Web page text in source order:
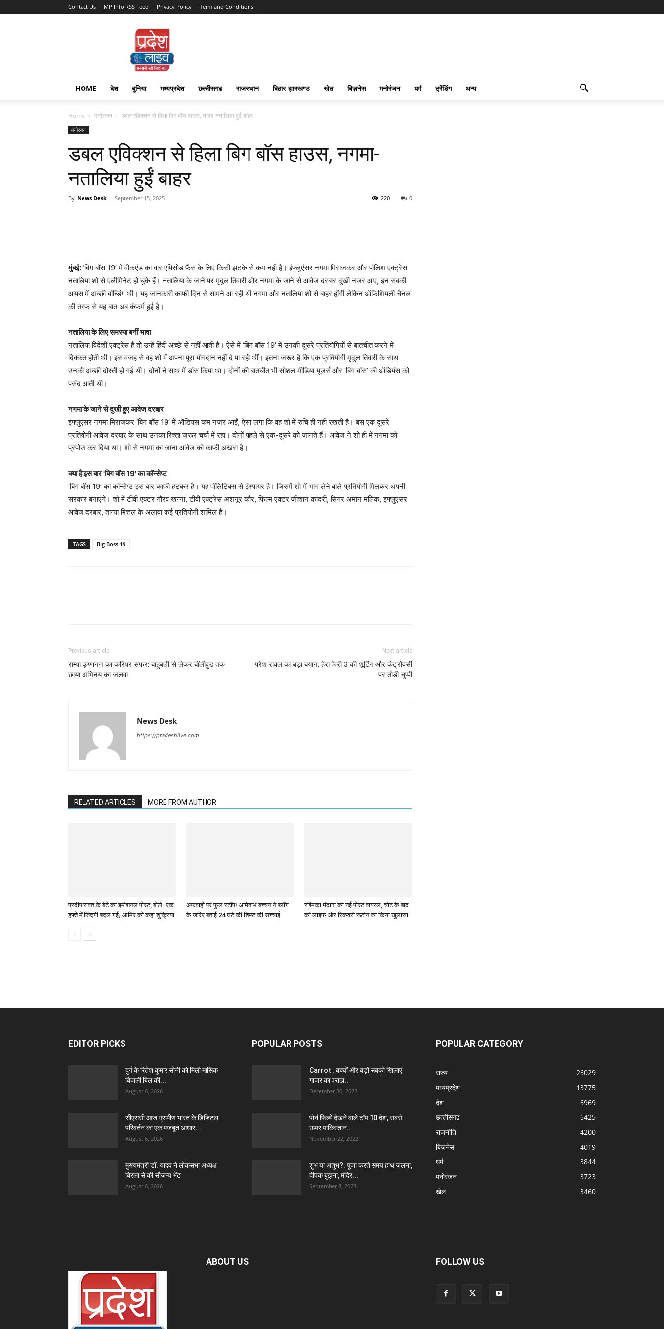
Contact Us MP Info RSS Feed Privacy Policy Term and Conditions
Pradesh
Live
HOME देश दुनिया मध्यप्रदेश छत्‍तीसगढ राजस्‍थान बिहार-झारखण्‍ड खेल बिज़नेस मनोरंजन धर्म ट्रेंडिंग अन्य
Home मनोरंजन डबल एविक्शन से हिला बिग बॉस हाउस, नगमा-नतालिया हुईं बाहर
मनोरंजन
डबल एविक्शन से हिला बिग बॉस हाउस, नगमा-
नतालिया हुईं बाहर
By News Desk - September 15, 2025 0
220
मुंबई: ‘बिग बॉस 19’ में वीकएंड का वार एपिसोड फैंस के लिए किसी झटके से कम नहीं है। इंफ्लुएंसर नगमा मिराजकर और पोलिश एक्ट्रेस
नतालिया शो से एलीमिनेट हो चुके हैं। नतालिया के जाने पर मृदुल तिवारी और नगमा के जाने से आवेज दरबार दुखी नजर आए, इन सबकी
आपस में अच्छी बॉन्डिंग थी। यह जानकारी काफी दिन से सामने आ रही थी नगमा और नतालिया शो से बाहर होंगी लेकिन ऑफिशियली चैनल
की तरफ से यह बात अब कंफर्म हुई है।
नतालिया के लिए समस्या बनीं भाषा
नतालिया विदेशी एक्ट्रेस हैं तो उन्हें हिंदी अच्छे से नहीं आती है। ऐसे में ‘बिग बॉस 19’ में उनकी दूसरे प्रतियोगियों से बातचीत करने में
दिक्कत होती थी। इस वजह से वह शो में अपना पूरा योगदान नहीं दे पा रही थीं। इतना जरूर है कि एक प्रतियोगी मृदुल तिवारी के साथ
उनकी अच्छी दोस्ती हो गई थी। दोनों ने साथ में डांस किया था। दोनों की बातचीत भी सोशल मीडिया यूजर्स और ‘बिग बॉस’ की ऑडियंस को
पसंद आती थी।
नगमा के जाने से दुखी हुए आवेज दरबार
इंफ्लुएंसर नगमा मिराजकर ‘बिग बाॅस 19’ में ऑडियंस कम नजर आईं, ऐसा लगा कि वह शो में रुचि ही नहीं रखती है। बस एक दूसरे
प्रतियोगी आवेज दरबार के साथ उनका रिश्ता जरूर चर्चा में रहा। दोनों पहले से एक-दूसरे को जानते हैं। आवेज ने शो ही में नगमा को
प्रपोज कर दिया था। शो से नगमा का जाना आवेज को काफी अखरा है।
क्या है इस बार 'बिग बॉस 19' का कॉन्सेप्ट
‘बिग बॉस 19’ का कॉन्सेप्ट इस बार काफी हटकर है। यह पॉलिटिक्स से इंस्पायर है। जिसमें शो में भाग लेने वाले प्रतियोगी मिलकर अपनी
सरकार बनाएंगे। शो में टीवी एक्टर गौरव खन्ना, टीवी एक्ट्रेस अशनूर कौर, फिल्म एक्टर जीशान कादरी, सिंगर अमान मलिक, इंफ्लुएंसर
आवेज दरबार, तान्या मित्तल के अलावा कई प्रतियोगी शामिल हैं।
TAGS Big Boss 19
Previous article
राम्या कृष्णनन का करियर सफर: बाहुबली से लेकर बॉलीवुड तक
छाया अभिनय का जलवा
Next article
परेश रावल का बड़ा बयान, हेरा फेरी 3 की शूटिंग और कंट्रोवर्सी
पर तोड़ी चुप्पी
News Desk
https://pradeshlive.com
RELATED ARTICLES MORE FROM AUTHOR
प्रदीप रावत के बेटे का इमोशनल पोस्ट, बोले- एक
हफ्ते में जिंदगी बदल गई; आमिर को कहा शुक्रिया
अफवाहों पर फुल स्टॉप! अमिताभ बच्चन ने ब्लॉग
के जरिए बताई 24 घंटे की शिफ्ट की सच्चाई
रश्मिका मंदाना की नई पोस्ट वायरल, चोट के बाद
की लाइफ और रिकवरी रूटीन का किया खुलासा
EDITOR PICKS
दुर्ग के रितेश कुमार सोनी को मिली मासिक
बिजली बिल की...
August 6, 2026
सीएससी आज ग्रामीण भारत के डिजिटल
परिवर्तन का एक मजबूत आधार...
August 6, 2026
मुख्यमंत्री डॉ. यादव ने लोकसभा अध्यक्ष
बिरला से की सौजन्य भेंट
August 6, 2026
POPULAR POSTS
Carrot : बच्चों और बड़ों सबको खिलाएं
गाजर का पराठा..
December 30, 2022
पोर्न फिल्में देखने वाले टॉप 10 देश, सबसे
ऊपर पाकिस्तान…
November 22, 2022
शुभ या अशुभ?: पूजा करते समय हाथ जलना,
दीपक बुझना, मंदिर...
September 8, 2023
POPULAR CATEGORY
राज्‍य
26029
मध्यप्रदेश
13775
देश
6969
छत्‍तीसगढ
6425
राजनीति
4200
बिज़नेस
4019
धर्म
3844
मनोरंजन
3723
खेल
3460
ABOUT US FOLLOW US